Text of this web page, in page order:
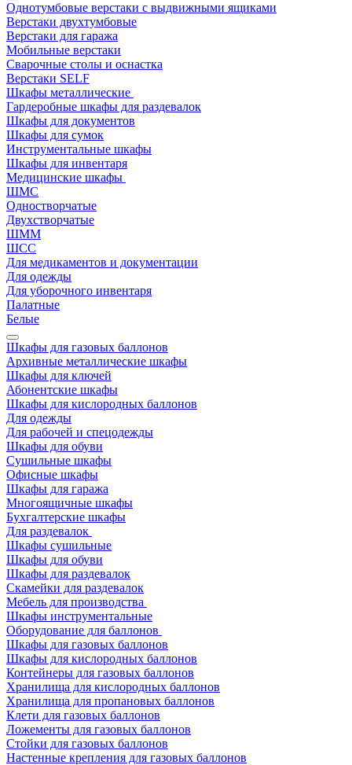
Однотумбовые верстаки с выдвижными ящиками
Верстаки двухтумбовые
Верстаки для гаража
Мобильные верстаки
Сварочные столы и оснастка
Верстаки SELF
Шкафы металлические
Гардеробные шкафы для раздевалок
Шкафы для документов
Шкафы для сумок
Инструментальные шкафы
Шкафы для инвентаря
Медицинские шкафы
ШМС
Одностворчатые
Двухстворчатые
ШММ
ШСС
Для медикаментов и документации
Для одежды
Для уборочного инвентаря
Палатные
Белые
Шкафы для газовых баллонов
Архивные металлические шкафы
Шкафы для ключей
Абонентские шкафы
Шкафы для кислородных баллонов
Для одежды
Для рабочей и спецодежды
Шкафы для обуви
Сушильные шкафы
Офисные шкафы
Шкафы для гаража
Многоящичные шкафы
Бухгалтерские шкафы
Для раздевалок
Шкафы сушильные
Шкафы для обуви
Шкафы для раздевалок
Скамейки для раздевалок
Мебель для производства
Шкафы инструментальные
Оборудование для баллонов
Шкафы для газовых баллонов
Шкафы для кислородных баллонов
Контейнеры для газовых баллонов
Хранилища для кислородных баллонов
Хранилища для пропановых баллонов
Клети для газовых баллонов
Ложементы для газовых баллонов
Стойки для газовых баллонов
Настенные крепления для газовых баллонов